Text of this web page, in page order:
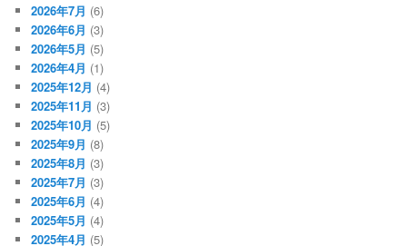
2026年7月 (6)
2026年6月 (3)
2026年5月 (5)
2026年4月 (1)
2025年12月 (4)
2025年11月 (3)
2025年10月 (5)
2025年9月 (8)
2025年8月 (3)
2025年7月 (3)
2025年6月 (4)
2025年5月 (4)
2025年4月 (5)